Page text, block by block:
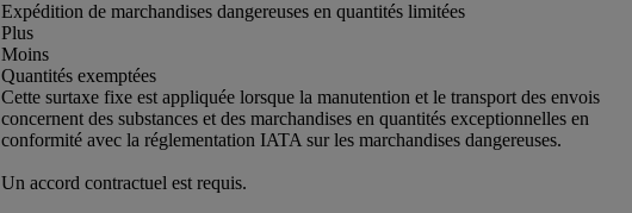
Expédition de marchandises dangereuses en quantités limitées
Plus
Moins
Quantités exemptées
Cette surtaxe fixe est appliquée lorsque la manutention et le transport des envois
concernent des substances et des marchandises en quantités exceptionnelles en
conformité avec la réglementation IATA sur les marchandises dangereuses.
Un accord contractuel est requis.